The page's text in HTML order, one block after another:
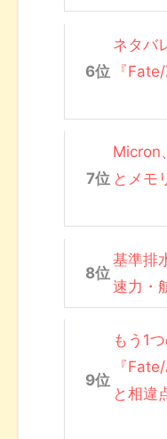
ネタバ
『
Micron
とメモ
基準排
速力・
もう1
『
と相違